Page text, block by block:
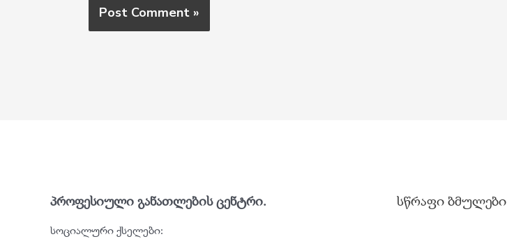
პროფესიული განათლების ცენტრი.
სოციალური ქსელები:
სწრაფი ბმულები